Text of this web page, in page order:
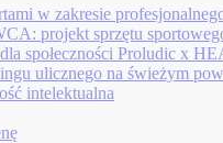
w zakresie
projekt sprzętu
dla społeczności Proludic x
ulicznego na świeżym
intelektualna